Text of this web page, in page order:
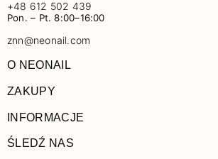
+48 612 502 439
Pon. – Pt. 8:00–16:00
znn@neonail.com
O NEONAIL
ZAKUPY
INFORMACJE
ŚLEDŹ NAS